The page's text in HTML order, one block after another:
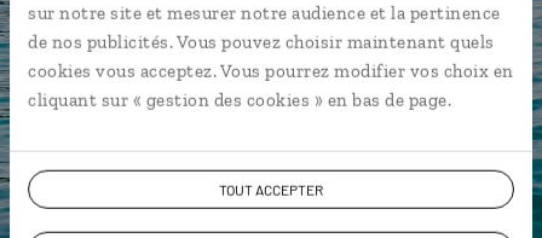
sur notre site et mesurer notre audience et la pertinence
de nos publicités. Vous pouvez choisir maintenant quels
cookies vous acceptez. Vous pourrez modifier vos choix en
cliquant sur « gestion des cookies » en bas de page.
TOUT ACCEPTER
Échangez en face à face ou depuis nos studios
connectés en agence, mais aussi par email ou
téléphone.
Vous gardez le même interlocuteur avant,